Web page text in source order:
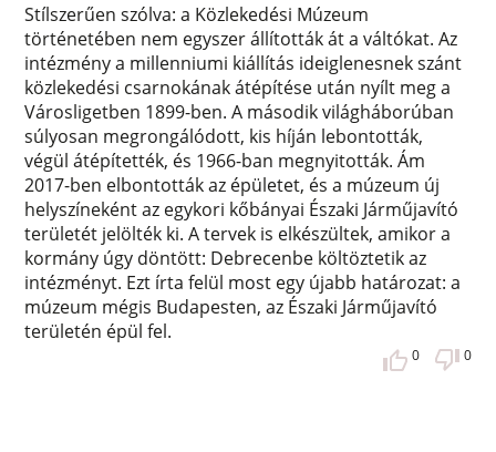
Stílszerűen szólva: a Közlekedési Múzeum
történetében nem egyszer állították át a váltókat. Az
intézmény a millenniumi kiállítás ideiglenesnek szánt
közlekedési csarnokának átépítése után nyílt meg a
Városligetben 1899-ben. A második világháborúban
súlyosan megrongálódott, kis híján lebontották,
végül átépítették, és 1966-ban megnyitották. Ám
2017-ben elbontották az épületet, és a múzeum új
helyszíneként az egykori kőbányai Északi Járműjavító
területét jelölték ki. A tervek is elkészültek, amikor a
kormány úgy döntött: Debrecenbe költöztetik az
intézményt. Ezt írta felül most egy újabb határozat: a
múzeum mégis Budapesten, az Északi Járműjavító
területén épül fel.
0 0